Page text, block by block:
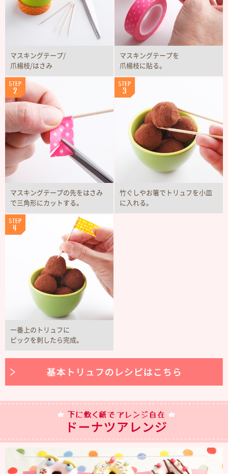
マスキングテープ/
爪楊枝/はさみ
マスキングテープを
爪楊枝に貼る。
マスキングテープの先をはさみ
で三角形にカットする。
竹ぐしやお箸でトリュフを小皿
に入れる。
一番上のトリュフに
ピックを刺したら完成。